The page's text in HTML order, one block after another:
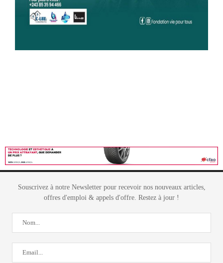
Souscrivez à notre Newsletter pour recevoir nos nouveaux articles,
offres d'emploi & appels d'offre. Restez à jour !